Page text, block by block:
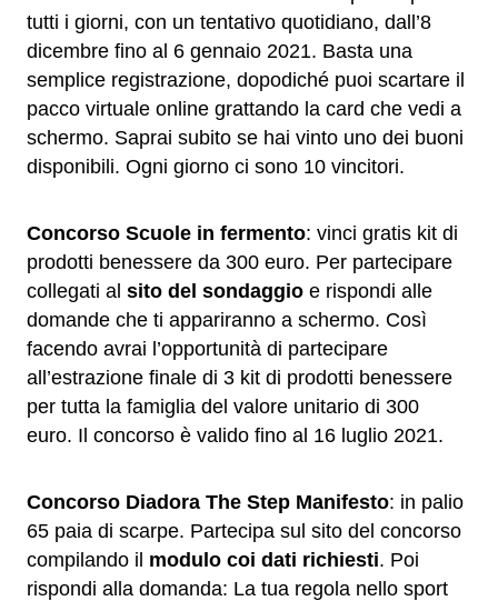
tutti i giorni, con un tentativo quotidiano, dall’8
dicembre fino al 6 gennaio 2021. Basta una
semplice registrazione, dopodiché puoi scartare il
pacco virtuale online grattando la card che vedi a
schermo. Saprai subito se hai vinto uno dei buoni
disponibili. Ogni giorno ci sono 10 vincitori.
Concorso Scuole in fermento: vinci gratis kit di
prodotti benessere da 300 euro. Per partecipare
collegati al sito del sondaggio e rispondi alle
domande che ti appariranno a schermo. Così
facendo avrai l’opportunità di partecipare
all’estrazione finale di 3 kit di prodotti benessere
per tutta la famiglia del valore unitario di 300
euro. Il concorso è valido fino al 16 luglio 2021.
Concorso Diadora The Step Manifesto: in palio
65 paia di scarpe. Partecipa sul sito del concorso
compilando il modulo coi dati richiesti. Poi
rispondi alla domanda: La tua regola nello sport